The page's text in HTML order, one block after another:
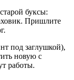
буксы:
Пришлите
под заглушкой),
новую с
работы.